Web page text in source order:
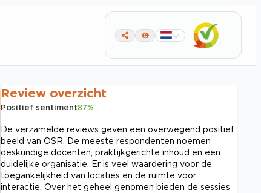
Review overzicht
Positief sentiment87%
De verzamelde reviews geven een overwegend positief
beeld van OSR. De meeste respondenten noemen
deskundige docenten, praktijkgerichte inhoud en een
duidelijke organisatie. Er is veel waardering voor de
toegankelijkheid van locaties en de ruimte voor
interactie. Over het geheel genomen bieden de sessies